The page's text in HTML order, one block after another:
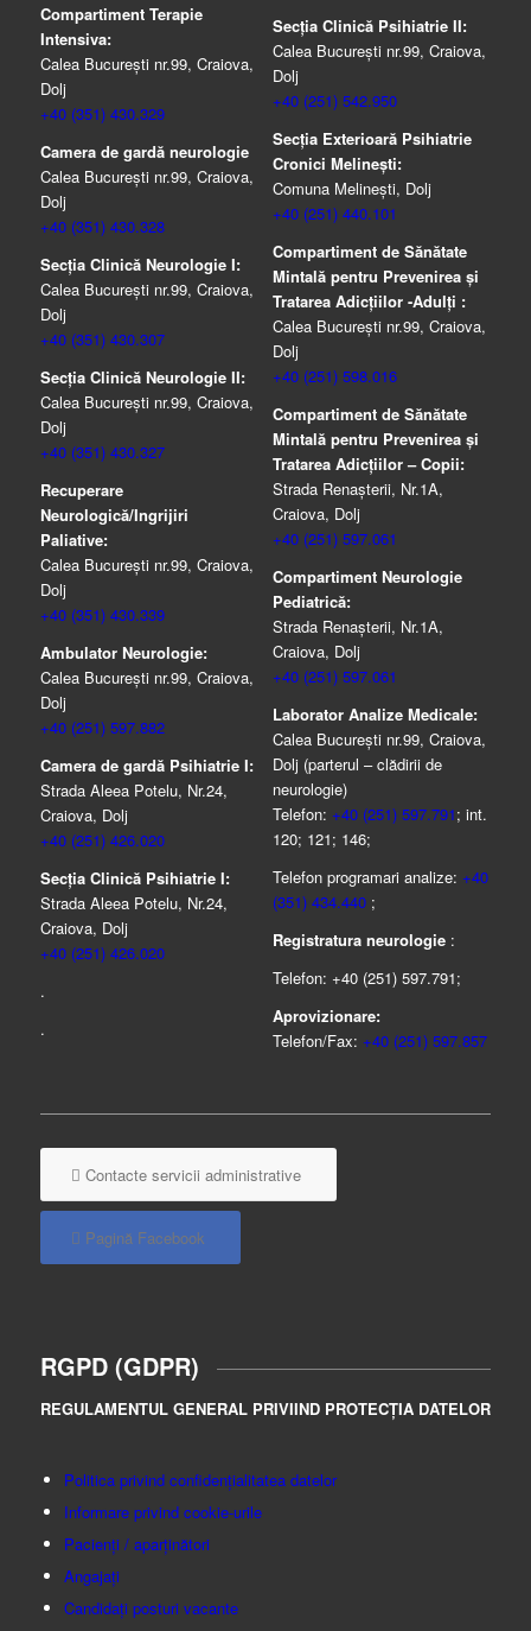
Compartiment Terapie
Intensiva:
Calea București nr.99, Craiova,
Dolj
+40 (351) 430.329
Camera de gardă neurologie
Calea București nr.99, Craiova,
Dolj
+40 (351) 430.328
Secția Clinică Neurologie I:
Calea București nr.99, Craiova,
Dolj
+40 (351) 430.307
Secția Clinică Neurologie II:
Calea București nr.99, Craiova,
Dolj
+40 (351) 430.327
Recuperare
Neurologică/Ingrijiri
Paliative:
Calea București nr.99, Craiova,
Dolj
+40 (351) 430.339
Ambulator Neurologie:
Calea București nr.99, Craiova,
Dolj
+40 (251) 597.882
Camera de gardă Psihiatrie I:
Strada Aleea Potelu, Nr.24,
Craiova, Dolj
+40 (251) 426.020
Secția Clinică Psihiatrie I:
Strada Aleea Potelu, Nr.24,
Craiova, Dolj
+40 (251) 426.020
.
.
Secția Clinică Psihiatrie II:
Calea București nr.99, Craiova,
Dolj
+40 (251) 542.950
Secția Exterioară Psihiatrie
Cronici Melinești:
Comuna Melinești, Dolj
+40 (251) 440.101
Compartiment de Sănătate
Mintală pentru Prevenirea şi
Tratarea Adicţiilor -Adulţi :
Calea București nr.99, Craiova,
Dolj
+40 (251) 598.016
Compartiment de Sănătate
Mintală pentru Prevenirea şi
Tratarea Adicţiilor – Copii:
Strada Renașterii, Nr.1A,
Craiova, Dolj
+40 (251) 597.061
Compartiment Neurologie
Pediatrică:
Strada Renaşterii, Nr.1A,
Craiova, Dolj
+40 (251) 597.061
Laborator Analize Medicale:
Calea București nr.99, Craiova,
Dolj (parterul – clădirii de
neurologie)
Telefon: +40 (251) 597.791; int.
120; 121; 146;
Telefon programari analize: +40
(351) 434.440 ;
Registratura neurologie :
Telefon: +40 (251) 597.791;
Aprovizionare:
Telefon/Fax: +40 (251) 597.857
Contacte servicii administrative
Pagină Facebook
RGPD (GDPR)
REGULAMENTUL GENERAL PRIVIIND PROTECȚIA DATELOR
Politica privind confidențialitatea datelor
Informare privind cookie-urile
Pacienți / aparținători
Angajați
Candidați posturi vacante